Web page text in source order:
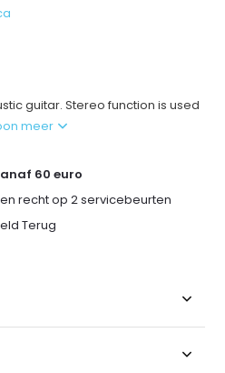
guitar. Stereo function is used
meer
60 euro
en recht op 2 servicebeurten
Terug